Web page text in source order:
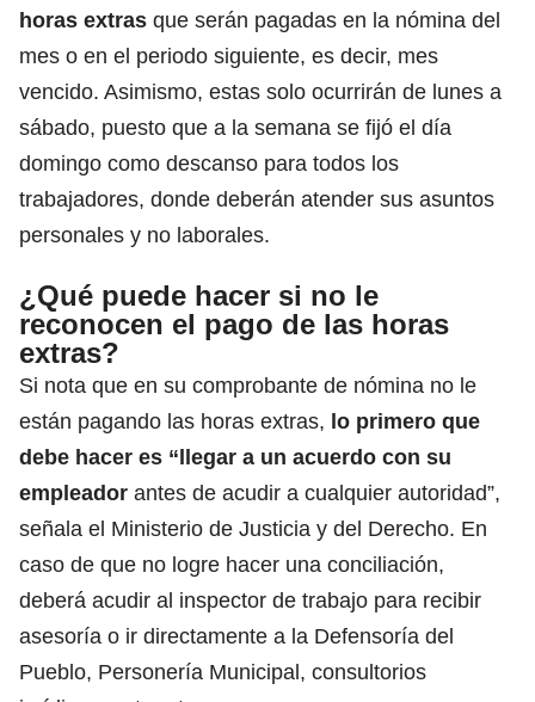
horas extras que serán pagadas en la nómina del
mes o en el periodo siguiente, es decir, mes
vencido. Asimismo, estas solo ocurrirán de lunes a
sábado, puesto que a la semana se fijó el día
domingo como descanso para todos los
trabajadores, donde deberán atender sus asuntos
personales y no laborales.
¿Qué puede hacer si no le
reconocen el pago de las horas
extras?
Si nota que en su comprobante de nómina no le
están pagando las horas extras, lo primero que
debe hacer es “llegar a un acuerdo con su
empleador antes de acudir a cualquier autoridad”,
señala el Ministerio de Justicia y del Derecho. En
caso de que no logre hacer una conciliación,
deberá acudir al inspector de trabajo para recibir
asesoría o ir directamente a la Defensoría del
Pueblo, Personería Municipal, consultorios